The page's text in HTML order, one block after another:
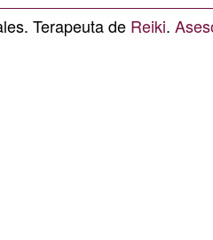
Terapeuta de Reiki.